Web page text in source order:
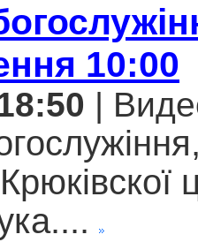
10:00
|